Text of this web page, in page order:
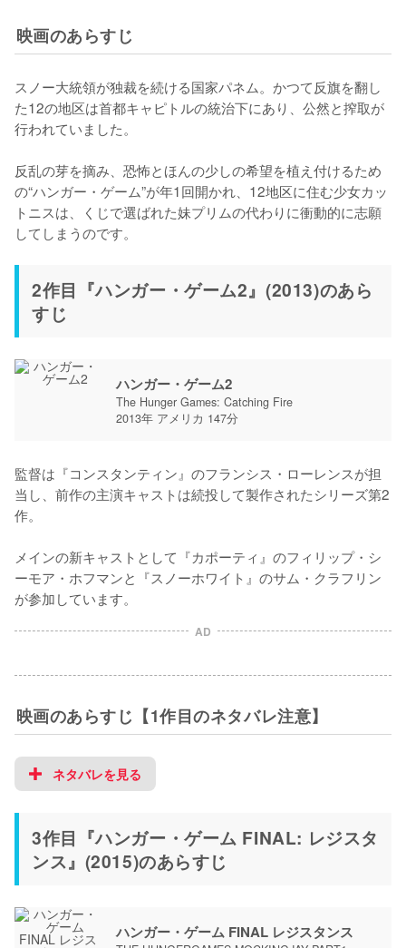
映画のあらすじ
スノー大統領が独裁を続ける国家パネム。かつて反旗を翻し
た12の地区は首都キャピトルの統治下にあり、公然と搾取が
行われていました。
反乱の芽を摘み、恐怖とほんの少しの希望を植え付けるため
の“ハンガー・ゲーム”が年1回開かれ、12地区に住む少女カッ
トニスは、くじで選ばれた妹プリムの代わりに衝動的に志願
してしまうのです。
2作目『ハンガー・ゲーム2』(2013)のあら
すじ
ハンガー・ゲーム2
The Hunger Games: Catching Fire
2013年 アメリカ 147分
監督は『コンスタンティン』のフランシス・ローレンスが担
当し、前作の主演キャストは続投して製作されたシリーズ第2
作。
メインの新キャストとして『カポーティ』のフィリップ・シ
ーモア・ホフマンと『スノーホワイト』のサム・クラフリン
が参加しています。
AD
映画のあらすじ【1作目のネタバレ注意】
ネタバレを見る
3作目『ハンガー・ゲーム FINAL: レジスタ
ンス』(2015)のあらすじ
ハンガー・ゲーム FINAL レジスタンス